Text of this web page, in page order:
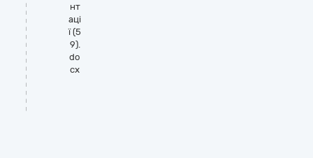
нт
аці
ї (5
9).
do
cx